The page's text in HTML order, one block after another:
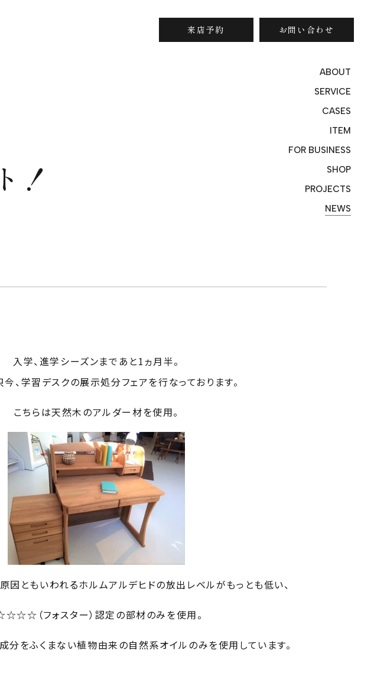
来店予約 お問い合わせ
ABOUT
SERVICE
CASES
ITEM
FOR BUSINESS
SHOP
PROJECTS
NEWS
！
入学、進学シーズンまであと1ヵ月半。
、学習デスクの展示処分フェアを行なっております。
こちらは天然木のアルダー材を使用。
因ともいわれるホルムアルデヒドの放出レベルがもっとも低い、
（フォスター）認定の部材のみを使用。
分をふくまない植物由来の自然系オイルのみを使用しています。